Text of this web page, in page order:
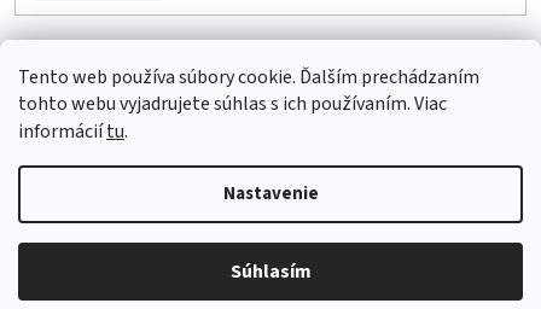
Tento web používa súbory cookie. Ďalším prechádzaním
tohto webu vyjadrujete súhlas s ich používaním. Viac
informáciítu.
Nastavenie
Súhlasím
Odstúpenie od zmluvy
Vytvoril Shoptet
MDmoda.sk. Všetky práva vyhradené.